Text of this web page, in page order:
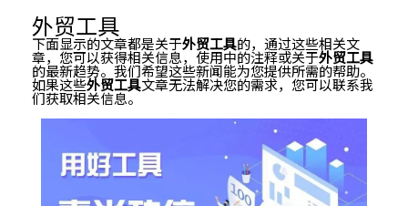
外贸工具
下面显示的文章都是关于外贸工具的，通过这些相关文
章，您可以获得相关信息，使用中的注释或关于外贸工具
的最新趋势。我们希望这些新闻能为您提供所需的帮助。
如果这些外贸工具文章无法解决您的需求，您可以联系我
们获取相关信息。